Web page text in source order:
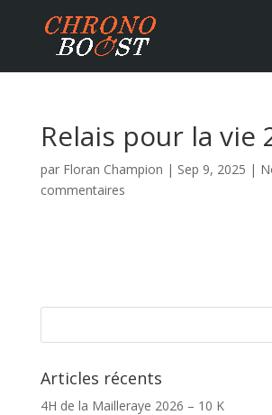
Relais pour la vie
par Floran Champion | Sep 9, 2025 |
commentaires
Articles récents
4H de la Mailleraye 2026 – 10 K